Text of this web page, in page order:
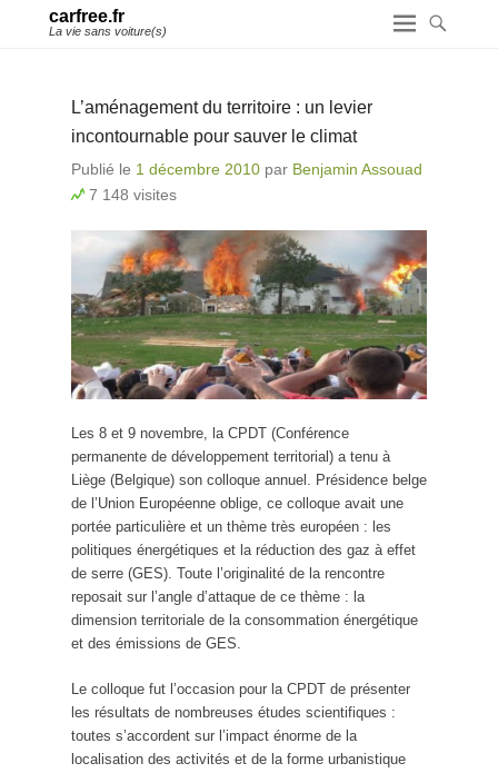
carfree.fr
La vie sans voiture(s)
L’aménagement du territoire : un levier
incontournable pour sauver le climat
Publié le 1 décembre 2010 par Benjamin Assouad
7 148 visites
Les 8 et 9 novembre, la CPDT (Conférence
permanente de développement territorial) a tenu à
Liège (Belgique) son colloque annuel. Présidence belge
de l’Union Européenne oblige, ce colloque avait une
portée particulière et un thème très européen : les
politiques énergétiques et la réduction des gaz à effet
de serre (GES). Toute l’originalité de la rencontre
reposait sur l’angle d’attaque de ce thème : la
dimension territoriale de la consommation énergétique
et des émissions de GES.
Le colloque fut l’occasion pour la CPDT de présenter
les résultats de nombreuses études scientifiques :
toutes s’accordent sur l’impact énorme de la
localisation des activités et de la forme urbanistique